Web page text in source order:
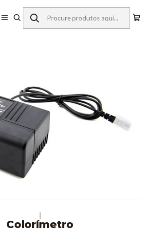
de Laboratório Vernier
Sensores c/ Fios
Colorímetro
|
Colorímetro